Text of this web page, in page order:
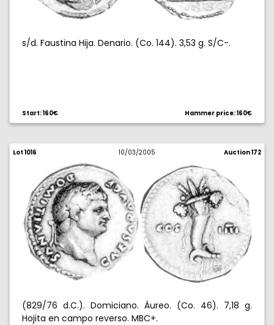
s/d. Faustina Hija. Denario. (Co. 144). 3,53 g. S/C-.
Start: 160€ Hammer price: 160€
Lot 1016 10/03/2005 Auction 172
(829/76 d.C.). Domiciano. Áureo. (Co. 46). 7,18 g.
Hojita en campo reverso. MBC+.